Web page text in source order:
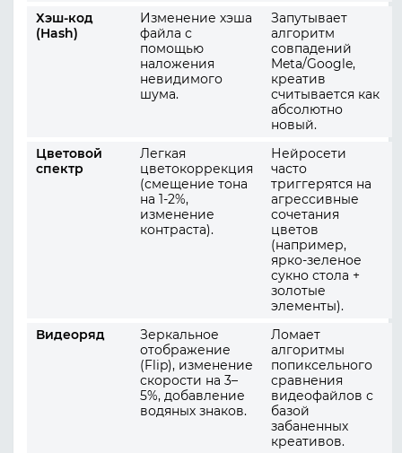
Хэш-код
(Hash)
Изменение хэша
файла с
помощью
наложения
невидимого
шума.
Запутывает
алгоритм
совпадений
Meta/Google,
креатив
считывается как
абсолютно
новый.
Цветовой
спектр
Легкая
цветокоррекция
(смещение тона
на 1-2%,
изменение
контраста).
Нейросети
часто
триггерятся на
агрессивные
сочетания
цветов
(например,
ярко-зеленое
сукно стола +
золотые
элементы).
Видеоряд
Зеркальное
отображение
(Flip), изменение
скорости на 3–
5%, добавление
водяных знаков.
Ломает
алгоритмы
попиксельного
сравнения
видеофайлов с
базой
забаненных
креативов.